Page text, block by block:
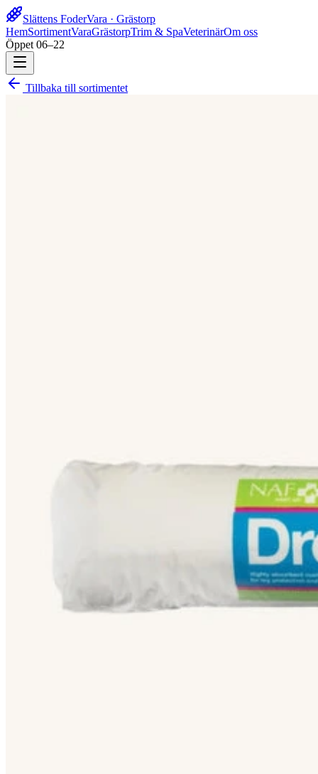
Slättens FoderVara · Grästorp
HemSortimentVaraGrästorpTrim & SpaVeterinärOm oss
Öppet 06–22
Tillbaka till sortimentet